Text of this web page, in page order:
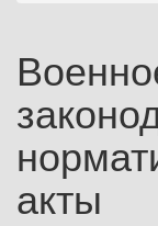
акты